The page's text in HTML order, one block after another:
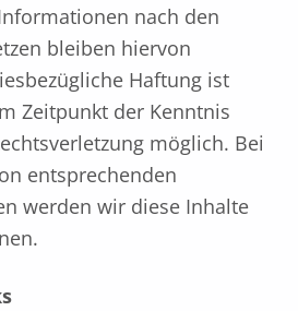
nach den
bleiben hiervon
Haftung ist
Zeitpunkt der Kenntnis
möglich. Bei
entsprechenden
werden wir diese Inhalte